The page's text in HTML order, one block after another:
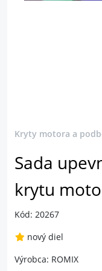
Kryty motora a
Sada
krytu
Kód: 20267
nový diel
Výrobca: ROMIX